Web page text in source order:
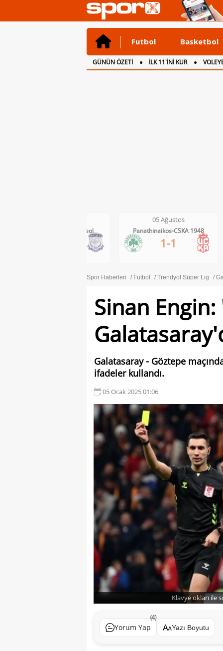
Futbol Basketbol
GÜNÜN ÖZETİ İLK 11'İNİ KUR
CANLI ANLATIM
İNGİLTERE
<
Panathinaikos-CSKA 1948
06 Ağustos
Boca Juniors-Estudiantes
1-0
Spor Haberleri Futbol Trendyol Süper Lig
Sinan
Galatasaray - Göztepe
ifadeler kullandı.
05 Ocak 2025 01:06
Klavye okları ile
Yorum Yap
(4)
Yazı Boyutu